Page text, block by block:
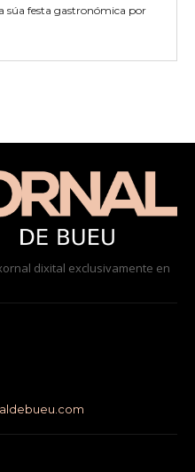
súa festa gastronómica por
dixital exclusivamente en